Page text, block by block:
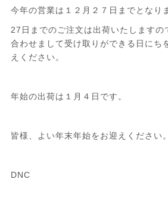
今年の営業は１２月２７日までとなり
27日までのご注文は出荷いたしますの
合わせまして受け取りができる日にち
えください。
年始の出荷は１月４日です。
皆様、よい年末年始をお迎えください。
DNC